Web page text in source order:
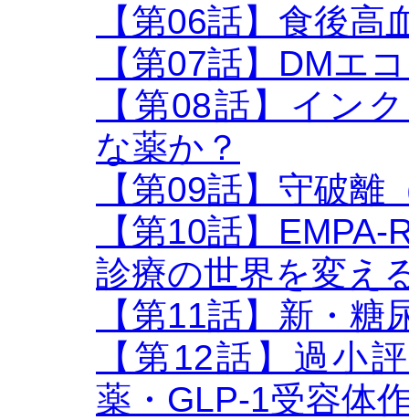
【第06話】食後高
【第07話】DMエ
【第08話】イン
な薬か？
【第09話】守破
【第10話】
診療の世界を変え
【第11話】新・糖
【第12話】過小
薬・GLP-1受容体